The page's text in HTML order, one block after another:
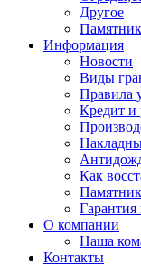
Другое
Информация
Новости
Виды
Правила
Кредит и
Как
Памятник
Гарантия
О компании
Наша
Контакты